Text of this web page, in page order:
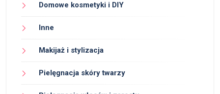
Domowe kosmetyki i DIY
Inne
Makijaż i stylizacja
Pielęgnacja skóry twarzy